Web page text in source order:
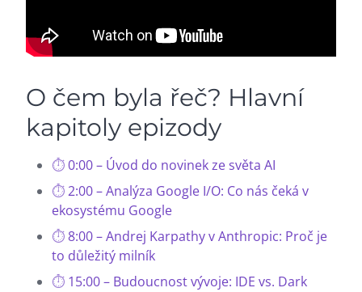
O čem byla řeč? Hlavní
kapitoly epizody
0:00 – Úvod do novinek ze světa AI
2:00 – Analýza Google I/O: Co nás čeká v
ekosystému Google
8:00 – Andrej Karpathy v Anthropic: Proč je
to důležitý milník
15:00 – Budoucnost vývoje: IDE vs. Dark